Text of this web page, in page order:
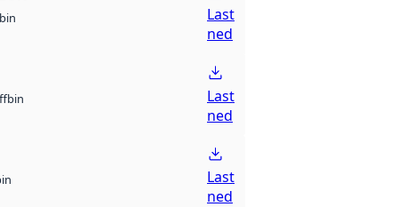
bin
Last
ned
bin
Last
ned
Last
ned